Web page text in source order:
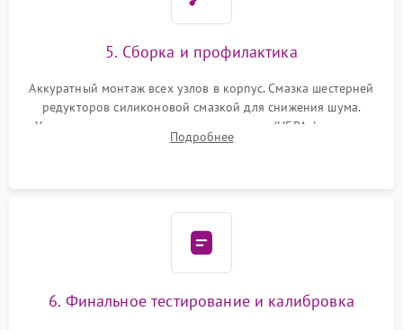
5. Сборка и профилактика
Аккуратный монтаж всех узлов в корпус. Смазка шестерней
редукторов силиконовой смазкой для снижения шума.
Установка новых расходных материалов (HEPA-фильтров,
микрофибры, щеток). Надежная фиксация разъемов и
Подробнее
6. Финальное тестирование и калибровка